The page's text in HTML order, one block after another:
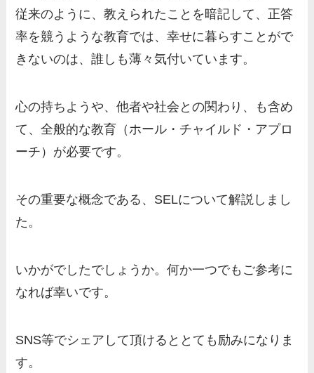
従来のように、教えられたことを暗記して、正答
率を競うような教育では、幸せに暮らすことがで
きないのは、誰しも薄々気付いています。
心の持ちようや、他者や社会との関わり、も含め
て、全般的な教育（ホール・チャイルド・アプロ
ーチ）が必要です。
その重要な概念である、SELについて解説しまし
た。
いかがでしたでしょうか。何か一つでもご参考に
なれば幸いです。
SNS等でシェアして頂けるととても励みになりま
す。